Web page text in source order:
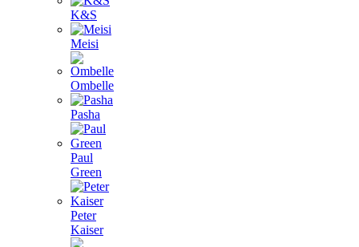
K&S
Meisi
Ombelle
Pasha
Paul
Green
Peter
Kaiser